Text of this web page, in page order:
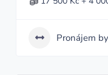
Pronájem